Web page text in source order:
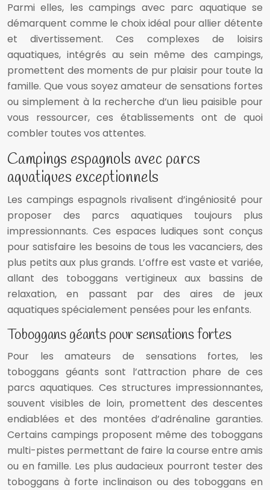
Parmi elles, les campings avec parc aquatique se
démarquent comme le choix idéal pour allier détente
et divertissement. Ces complexes de loisirs
aquatiques, intégrés au sein même des campings,
promettent des moments de pur plaisir pour toute la
famille. Que vous soyez amateur de sensations fortes
ou simplement à la recherche d’un lieu paisible pour
vous ressourcer, ces établissements ont de quoi
combler toutes vos attentes.
Campings espagnols avec parcs
aquatiques exceptionnels
Les campings espagnols rivalisent d’ingéniosité pour
proposer des parcs aquatiques toujours plus
impressionnants. Ces espaces ludiques sont conçus
pour satisfaire les besoins de tous les vacanciers, des
plus petits aux plus grands. L’offre est vaste et variée,
allant des toboggans vertigineux aux bassins de
relaxation, en passant par des aires de jeux
aquatiques spécialement pensées pour les enfants.
Toboggans géants pour sensations fortes
Pour les amateurs de sensations fortes, les
toboggans géants sont l’attraction phare de ces
parcs aquatiques. Ces structures impressionnantes,
souvent visibles de loin, promettent des descentes
endiablées et des montées d’adrénaline garanties.
Certains campings proposent même des toboggans
multi-pistes permettant de faire la course entre amis
ou en famille. Les plus audacieux pourront tester des
toboggans à forte inclinaison ou des toboggans en